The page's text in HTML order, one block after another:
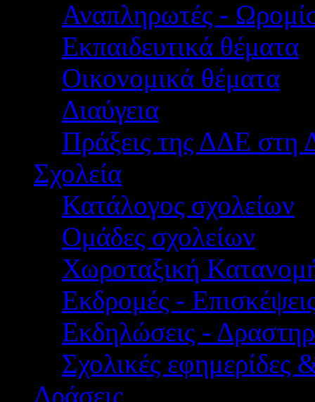
Αναπληρωτές -
Εκπαιδευτικά θέματα
Οικονομικά θέματα
Διαύγεια
Πράξεις της ΔΔΕ στη
Σχολεία
Κατάλογος σχολείων
Ομάδες σχολείων
Χωροταξική
Εκδρομές -
Εκδηλώσεις -
Σχολικές εφημερίδες
Δράσεις